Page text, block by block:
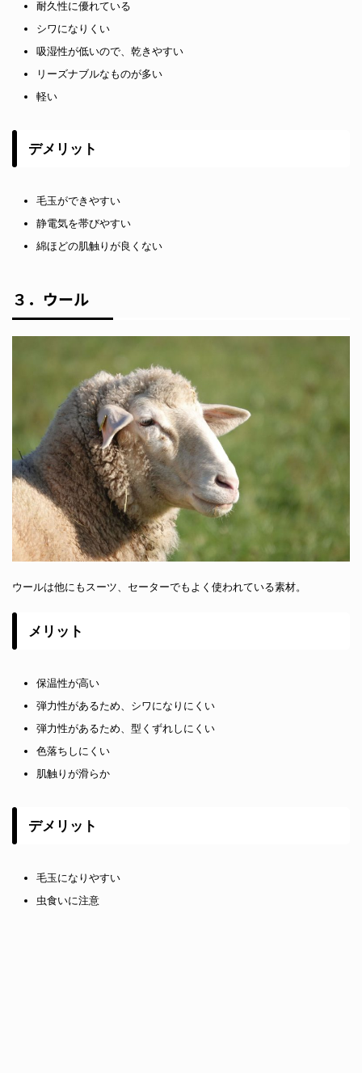
耐久性に優れている
シワになりくい
吸湿性が低いので、乾きやすい
リーズナブルなものが多い
軽い
デメリット
毛玉ができやすい
静電気を帯びやすい
綿ほどの肌触りが良くない
３．ウール
ウールは他にもスーツ、セーターでもよく使われている素材。
メリット
保温性が高い
弾力性があるため、シワになりにくい
弾力性があるため、型くずれしにくい
色落ちしにくい
肌触りが滑らか
デメリット
毛玉になりやすい
虫食いに注意